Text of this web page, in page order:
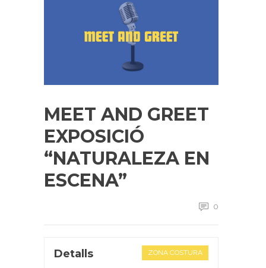
MEET AND GREET
EXPOSICIÓ
“NATURALEZA EN
ESCENA”
0
ZONA COSTURA
Detalls